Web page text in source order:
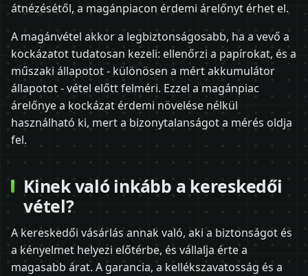
átnézésétől, a magánpiacon érdemi árelőnyt érhet el.
A magánvétel akkor a legbiztonságosabb, ha a vevő a
kockázatot tudatosan kezeli: ellenőrzi a papírokat, és a
műszaki állapotot - különösen a mért akkumulátor
állapotot - vétel előtt felméri. Ezzel a magánpiac
árelőnye a kockázat érdemi növelése nélkül
használható ki, mert a bizonytalanságot a mérés oldja
fel.
Kinek való inkább a kereskedői
vétel?
A kereskedői vásárlás annak való, aki a biztonságot és
a kényelmet helyezi előtérbe, és vállalja érte a
magasabb árat. A garancia, a kellékszavatosság és a